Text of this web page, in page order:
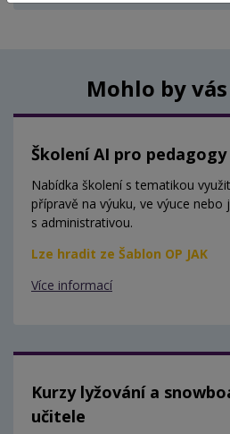
Mohlo by
Školení AI pro pedagogy
Nabídka školení s tematikou
přípravě na výuku, ve výuce nebo
s administrativou.
Lze hradit ze Šablon OP JAK
Více informací
Kurzy lyžování a
učitele